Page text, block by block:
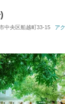
: 着席：10名 ～ 130名 挙
中央区船越町33-15 ア